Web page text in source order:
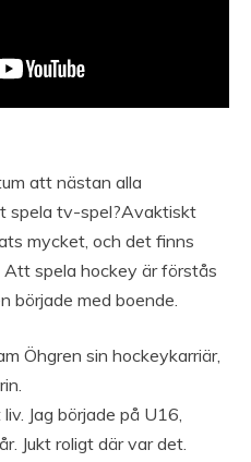
att nästan alla
spela tv-spel?Avaktiskt
mycket, och det finns
spela hockey är förstås
började med boende.
Öhgren sin hockeykarriär,
Jag började på U16,
Jukt roligt där var det.